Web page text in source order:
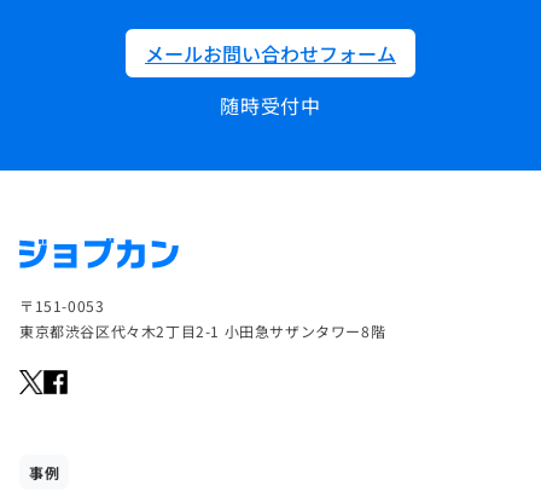
メールお問い合わせフォーム
随時受付中
〒151-0053
東京都渋谷区代々木2丁目2-1 小田急サザンタワー8階
事例